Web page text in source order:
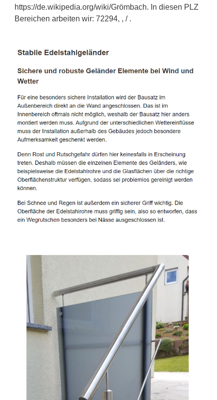
https://de.wikipedia.org/wiki/Grömbach. In diesen PLZ
Bereichen arbeiten wir: 72294, , / .